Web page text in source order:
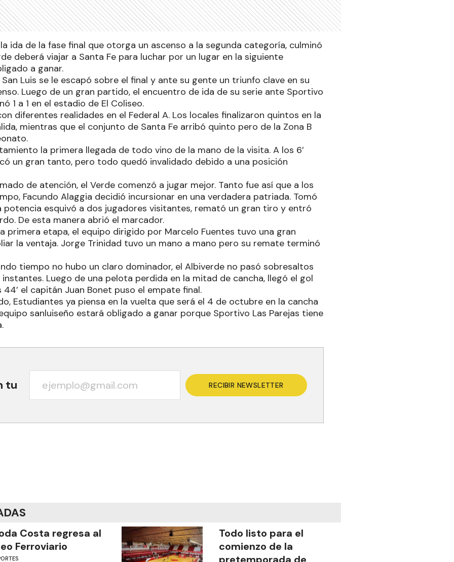
ida de la fase final que otorga un ascenso a la segunda categoría, culminó
deberá viajar a Santa Fe para luchar por un lugar en la siguiente
a ganar.
Luis se le escapó sobre el final y ante su gente un triunfo clave en su
Luego de un gran partido, el encuentro de ida de su serie ante Sportivo
1 a 1 en el estadio de El Coliseo.
diferentes realidades en el Federal A. Los locales finalizaron quintos en la
mientras que el conjunto de Santa Fe arribó quinto pero de la Zona B
la primera llegada de todo vino de la mano de la visita. A los 6’
un gran tanto, pero todo quedó invalidado debido a una posición
de atención, el Verde comenzó a jugar mejor. Tanto fue así que a los
Facundo Alaggia decidió incursionar en una verdadera patriada. Tomó
potencia esquivó a dos jugadores visitantes, remató un gran tiro y entró
De esta manera abrió el marcador.
primera etapa, el equipo dirigido por Marcelo Fuentes tuvo una gran
la ventaja. Jorge Trinidad tuvo un mano a mano pero su remate terminó
tiempo no hubo un claro dominador, el Albiverde no pasó sobresaltos
Luego de una pelota perdida en la mitad de cancha, llegó el gol
44’ el capitán Juan Bonet puso el empate final.
Estudiantes ya piensa en la vuelta que será el 4 de octubre en la cancha
sanluiseño estará obligado a ganar porque Sportivo Las Parejas tiene
tu RECIBIR NEWSLETTER
Costa regresa al
Ferroviario
Todo listo para el
comienzo de la
pretemporada de